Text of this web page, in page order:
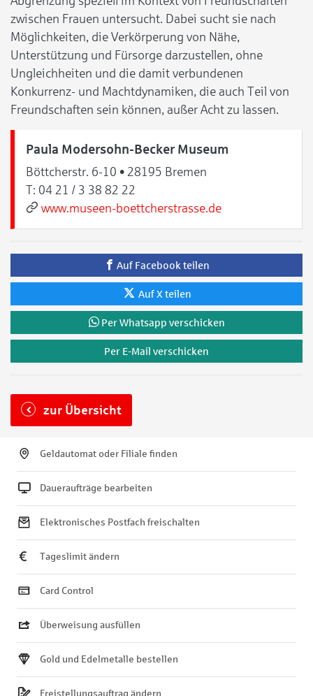
zwischen Frauen untersucht. Dabei sucht sie nach
Möglichkeiten, die Verkörperung von Nähe,
Unterstützung und Fürsorge darzustellen, ohne
Ungleichheiten und die damit verbundenen
Konkurrenz- und Machtdynamiken, die auch Teil von
Freundschaften sein können, außer Acht zu lassen.
Paula Modersohn-Becker Museum
Böttcherstr. 6-10 • 28195 Bremen
T: 04 21 / 3 38 82 22
www.museen-boettcherstrasse.de
Auf Facebook teilen
Auf X teilen
Per Whatsapp verschicken
Per E-Mail verschicken
zur Übersicht
Geldautomat oder Filiale finden
Daueraufträge bearbeiten
Elektronisches Postfach freischalten
Tageslimit ändern
Card Control
Überweisung ausfüllen
Gold und Edelmetalle bestellen
Freistellungsauftrag ändern